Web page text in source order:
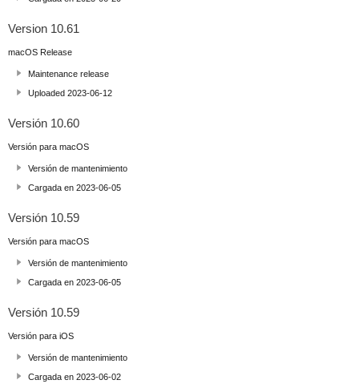
Version 10.61
macOS Release
Maintenance release
Uploaded 2023-06-12
Versión 10.60
Versión para macOS
Versión de mantenimiento
Cargada en 2023-06-05
Versión 10.59
Versión para macOS
Versión de mantenimiento
Cargada en 2023-06-05
Versión 10.59
Versión para iOS
Versión de mantenimiento
Cargada en 2023-06-02